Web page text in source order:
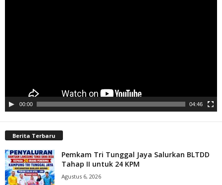
00:00 04:46
Berita Terbaru
Pemkam Tri Tunggal Jaya Salurkan BLTDD
Tahap II untuk 24 KPM
Agustus 6, 2026